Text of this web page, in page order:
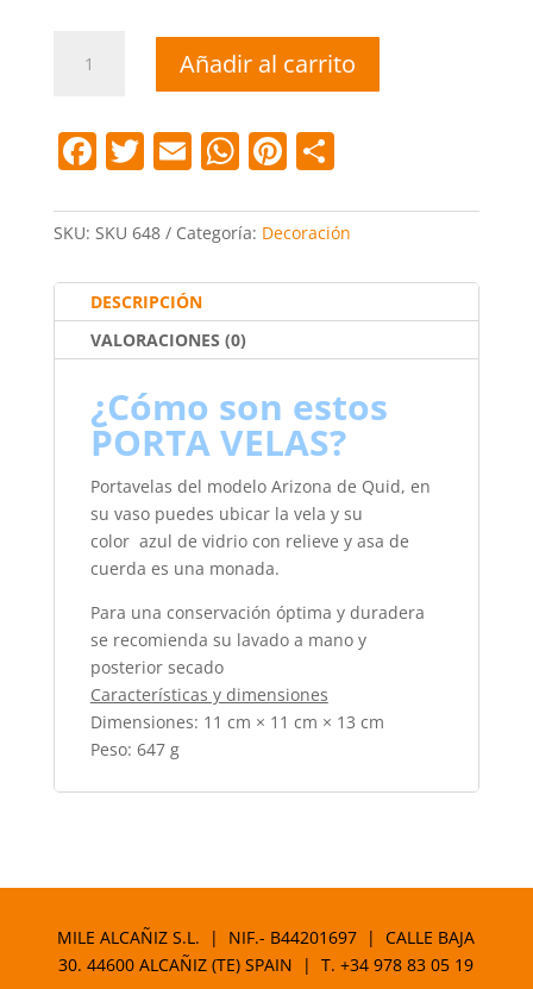
velas
cuadrado
Añadir al carrito
F
c
b
o
k
T
itt
E
ai
W
at
p
Pi
er
C
m
SKU: SKU 648 Categoría: Decoración
DESCRIPCIÓN
VALORACIONES (0)
¿Cómo son estos
PORTA VELAS?
Portavelas del modelo Arizona de Quid, en
su vaso puedes ubicar la vela y su
color azul de vidrio con relieve y asa de
cuerda es una monada.
Para una conservación óptima y duradera
se recomienda su lavado a mano y
posterior secado
Características y dimensiones
Dimensiones: 11 cm × 11 cm × 13 cm
Peso: 647 g
MILE ALCAÑIZ S.L. | NIF.- B44201697 | CALLE BAJA
30. 44600 ALCAÑIZ (TE) SPAIN | T.+34 978 83 05 19